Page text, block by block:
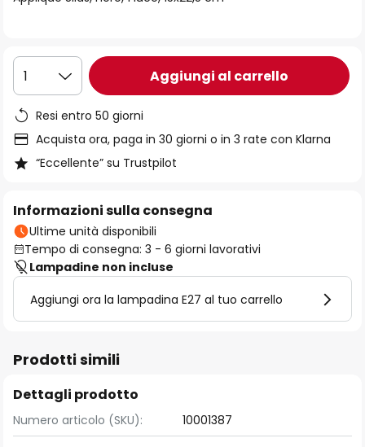
1 Aggiungi al carrello
Resi entro 50 giorni
Acquista ora, paga in 30 giorni o in 3 rate con Klarna
“Eccellente” su Trustpilot
Informazioni sulla consegna
Ultime unità disponibili
Tempo di consegna: 3 - 6 giorni lavorativi
Lampadine non incluse
Aggiungi ora la lampadina E27 al tuo carrello
Prodotti simili
Dettagli prodotto
Numero articolo (SKU): 10001387